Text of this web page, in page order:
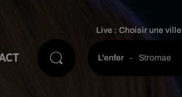
Live :Choisir une ville
L'enfer - Stromae